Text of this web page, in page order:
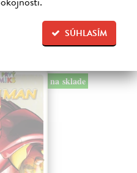
SÚHLASÍM
na sklade